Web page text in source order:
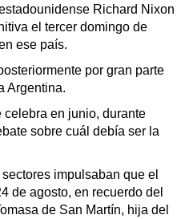
Richard Nixon
el tercer domingo de
ese país.
por gran parte
Argentina.
en junio, durante
sobre cuál debía ser la
impulsaban que el
de agosto, en recuerdo del
de San Martín, hija del